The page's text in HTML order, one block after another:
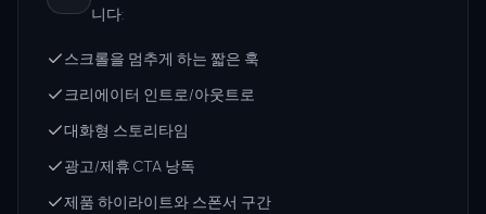
니다:
스크롤을 멈추게 하는 짧은 훅
크리에이터 인트로/아웃트로
대화형 스토리타임
광고/제휴 CTA 낭독
제품 하이라이트와 스폰서 구간